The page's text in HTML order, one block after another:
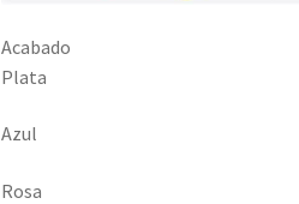
Acabado
Plata
Azul
Rosa